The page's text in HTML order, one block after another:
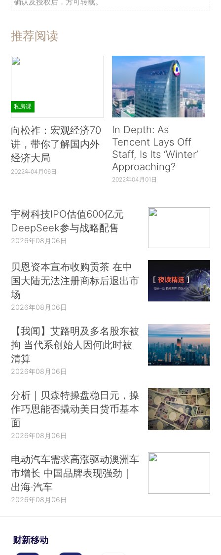
推荐阅读
私房课
向松祚：宏观经济70
讲，带你了解国内外
经济大局
2022年04月06日
In Depth: As
Tencent Lays Off
Staff, Is Its ‘Winter’
Approaching?
2022年04月01日
宇树科技IPO估值600亿元
DeepSeek参与战略配售
2026年08月06日
贝恩资本宣布收购贡茶 在中
国大陆无法注册商标后退出市
场
2026年08月06日
【我闻】艾路明及多名股东被
拘 当代系创始人因何此时被
清算
2026年08月06日
分析｜贝森特操盘稳日元，操
作巧思能否撬动美日货币基本
面
2026年08月06日
电动汽车需求高涨驱动澳洲车
市增长 中国品牌表现强劲｜
出海·汽车
2026年08月06日
财新移动